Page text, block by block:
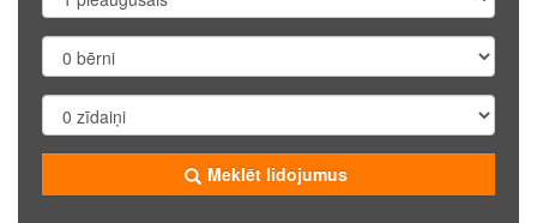
Meklēt lidojumus